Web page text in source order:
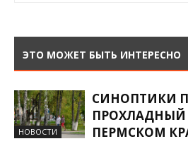
ЭТО МОЖЕТ БЫТЬ ИНТЕРЕСНО
НОВОСТИ
СИНОПТИКИ
ПРОХЛАДНЫЙ
ПЕРМСКОМ